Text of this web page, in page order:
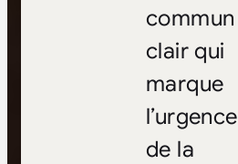
commun
clair qui
marque
l’urgence
de la